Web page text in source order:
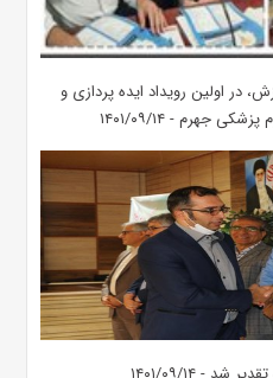
در اولین رویداد ایده پردازی و
جهرم - ۱۴۰۱/۰۹/۱۴